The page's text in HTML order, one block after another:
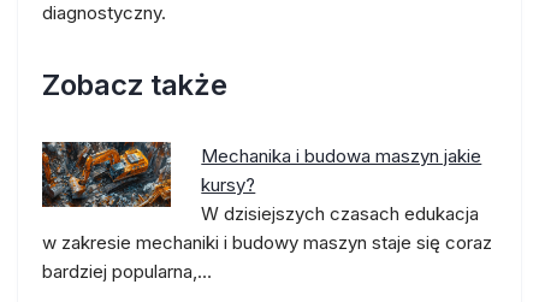
diagnostyczny.
Zobacz także
Mechanika i budowa maszyn jakie
kursy?
W dzisiejszych czasach edukacja
w zakresie mechaniki i budowy maszyn staje się coraz
bardziej popularna,…